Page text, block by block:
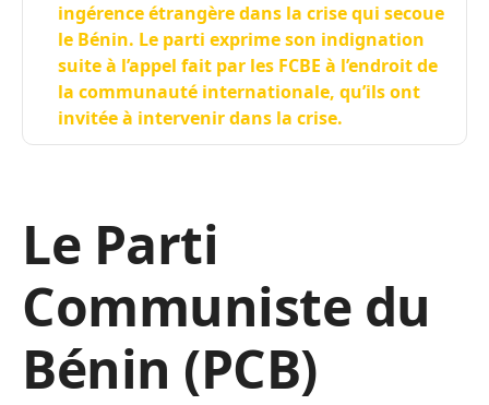
ingérence étrangère dans la crise qui secoue
le Bénin. Le parti exprime son indignation
suite à l’appel fait par les FCBE à l’endroit de
la communauté internationale, qu’ils ont
invitée à intervenir dans la crise.
Le Parti
Communiste du
Bénin (PCB)